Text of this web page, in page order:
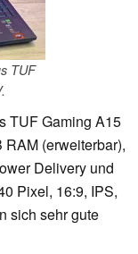
TUF
TUF Gaming A15
(erweiterbar),
Delivery und
Pixel, 16:9, IPS,
sich sehr gute